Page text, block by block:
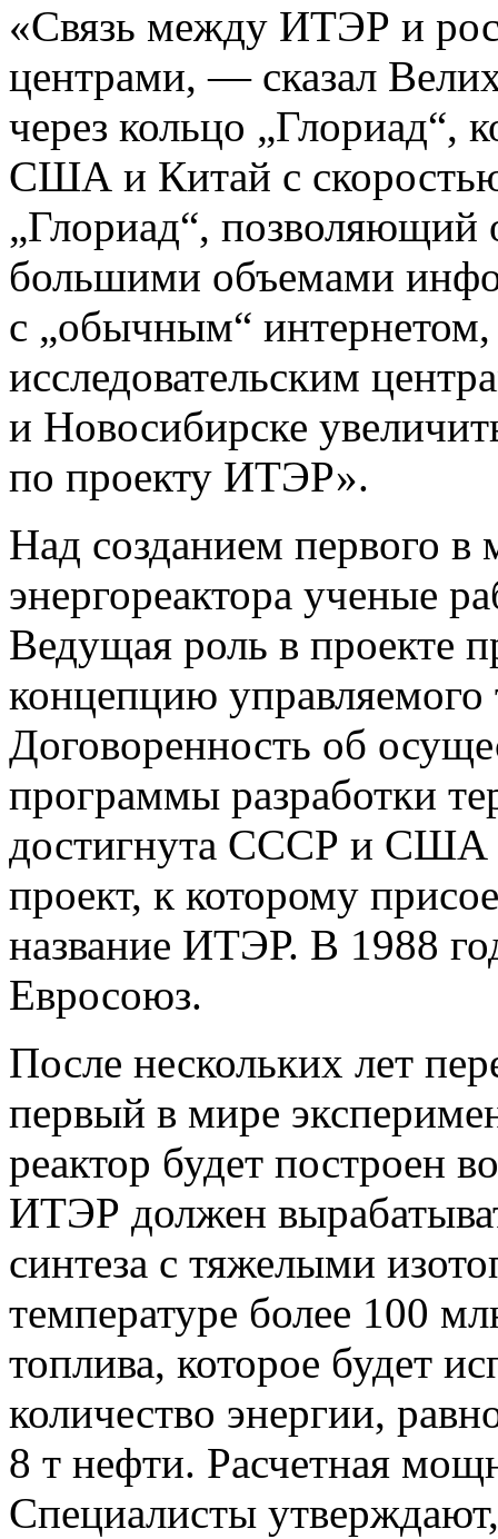
«Связь между ИТЭР и
центрами, — сказал
через кольцо „Глориад“,
США и Китай с скоростью
„Глориад“, позволяющий
большими объемами
с „обычным“
исследовательским
и Новосибирске
по проекту ИТЭР».
Над созданием первого в
энергореактора ученые
Ведущая роль в проекте
концепцию управляемого
Договоренность об
программы разработки
достигнута СССР и США
проект, к которому
название ИТЭР. В 1988
Евросоюз.
После нескольких лет
первый в мире
реактор будет построен
ИТЭР должен
синтеза с тяжелыми
температуре более 100
топлива, которое будет
количество энергии,
8 т нефти. Расчетная
Специалисты